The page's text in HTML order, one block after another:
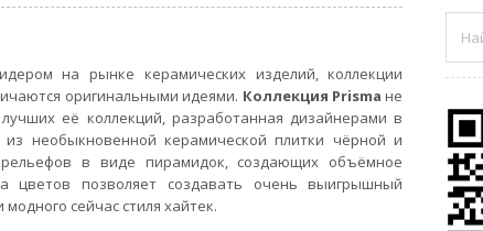
на рынке керамических изделий, коллекции
оригинальными идеями. Коллекция Prisma не
её коллекций, разработанная дизайнерами в
необыкновенной керамической плитки чёрной и
в виде пирамидок, создающих объёмное
цветов позволяет создавать очень выигрышный
сейчас стиля хайтек.